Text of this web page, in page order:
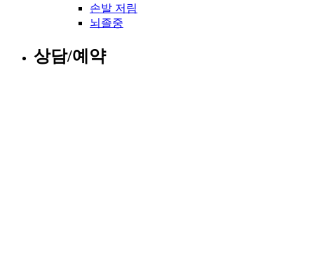
손발 저림
뇌졸중
상담/예약